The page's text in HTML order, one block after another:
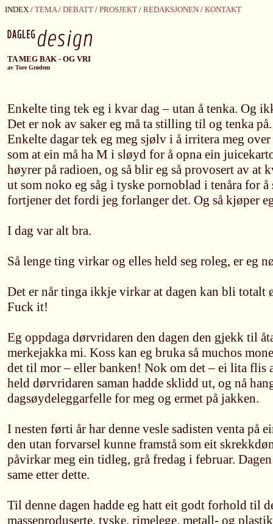
INDEX / TEMA/ DEBATT / PROSJEKT / REDAKSJONEN / KONTAKT
TA MEG BAK - OG VRI
av Tore Grødem
Enkelte ting tek eg i kvar dag – utan å tenka. Og
Det er nok av saker eg må ta stilling til og tenka
Enkelte dagar tek eg meg sjølv i å irritera meg
som at ein må ha M i sløyd for å opna ein
høyrer på radioen, og så blir eg så provosert av at
ut som noko eg såg i tyske pornoblad i tenåra for å
fortjener det fordi jeg forlanger det. Og så kjøper
I dag var alt bra.
Så lenge ting virkar og elles held seg roleg, er eg
Det er når tinga ikkje virkar at dagen kan bli totalt
Fuck it!
Eg oppdaga dørvridaren den dagen den gjekk til
merkejakka mi. Koss kan eg bruka så muchos
det til mor – eller banken! Nok om det – ei lita flis
held dørvridaren saman hadde sklidd ut, og nå
dagsøydeleggarfelle for meg og ermet på jakken.
I nesten førti år har denne vesle sadisten venta på
den utan forvarsel kunne framstå som eit
påvirkar meg ein tidleg, grå fredag i februar.
same etter dette.
Til denne dagen hadde eg hatt eit godt forhold til
masseproduserte, tyske, rimelege, metall- og